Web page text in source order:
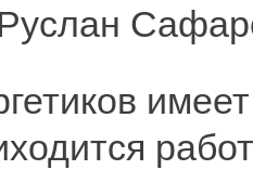
Руслан